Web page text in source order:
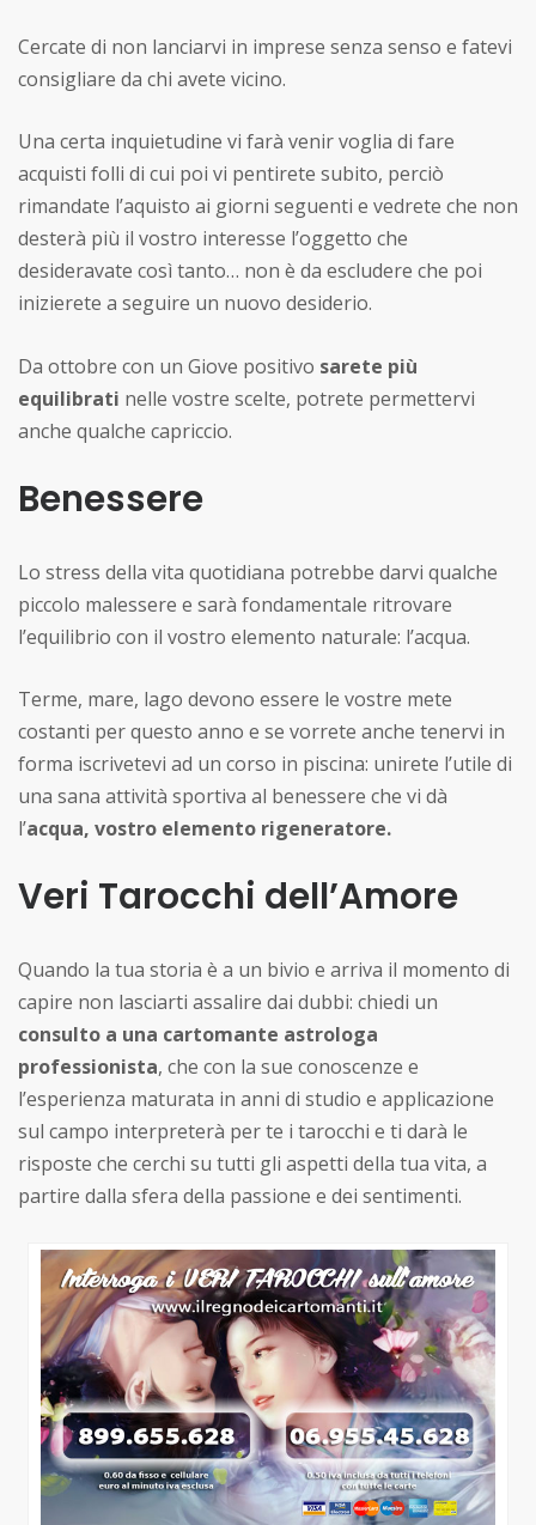
Cercate di non lanciarvi in imprese senza senso e fatevi
consigliare da chi avete vicino.
Una certa inquietudine vi farà venir voglia di fare
acquisti folli di cui poi vi pentirete subito, perciò
rimandate l’aquisto ai giorni seguenti e vedrete che non
desterà più il vostro interesse l’oggetto che
desideravate così tanto… non è da escludere che poi
inizierete a seguire un nuovo desiderio.
Da ottobre con un Giove positivo sarete più
equilibrati nelle vostre scelte, potrete permettervi
anche qualche capriccio.
Benessere
Lo stress della vita quotidiana potrebbe darvi qualche
piccolo malessere e sarà fondamentale ritrovare
l’equilibrio con il vostro elemento naturale: l’acqua.
Terme, mare, lago devono essere le vostre mete
costanti per questo anno e se vorrete anche tenervi in
forma iscrivetevi ad un corso in piscina: unirete l’utile di
una sana attività sportiva al benessere che vi dà
l’acqua, vostro elemento rigeneratore.
Veri Tarocchi dell’Amore
Quando la tua storia è a un bivio e arriva il momento di
capire non lasciarti assalire dai dubbi: chiedi un
consulto a una cartomante astrologa
professionista, che con la sue conoscenze e
l’esperienza maturata in anni di studio e applicazione
sul campo interpreterà per te i tarocchi e ti darà le
risposte che cerchi su tutti gli aspetti della tua vita, a
partire dalla sfera della passione e dei sentimenti.